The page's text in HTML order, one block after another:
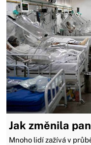
Jak změnila
Mnoho lidí zažívá v